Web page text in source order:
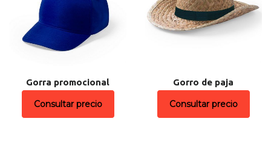
Gorra promocional
Consultar precio
Gorro de paja
Consultar precio